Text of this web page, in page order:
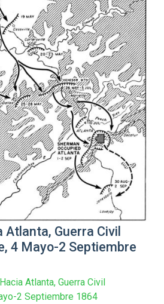
Guerra Civil
4 Mayo-2 Septiembre
Atlanta, Guerra Civil
2 Septiembre 1864